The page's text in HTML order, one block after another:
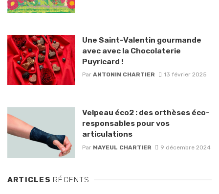
Une Saint-Valentin gourmande
avec avec la Chocolaterie
Puyricard !
Par ANTONIN CHARTIER 13 février 2025
Velpeau éco2 : des orthèses éco-
responsables pour vos
articulations
Par MAYEUL CHARTIER 9 décembre 2024
ARTICLES RÉCENTS